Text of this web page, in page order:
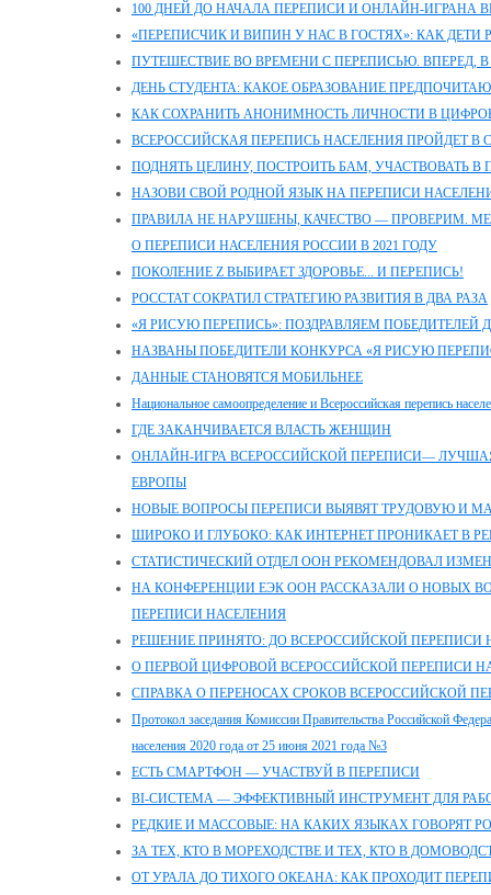
100 ДНЕЙ ДО НАЧАЛА ПЕРЕПИСИ И ОНЛАЙН-ИГРАНА
«ПЕРЕПИСЧИК И ВИПИН У НАС В ГОСТЯХ»: КАК ДЕТИ
ПУТЕШЕСТВИЕ ВО ВРЕМЕНИ С ПЕРЕПИСЬЮ. ВПЕРЕД,
ДЕНЬ СТУДЕНТА: КАКОЕ ОБРАЗОВАНИЕ
КАК СОХРАНИТЬ АНОНИМНОСТЬ ЛИЧНОСТИ В
ВСЕРОССИЙСКАЯ ПЕРЕПИСЬ НАСЕЛЕНИЯ ПРОЙДЕТ В
ПОДНЯТЬ ЦЕЛИНУ, ПОСТРОИТЬ БАМ, УЧАСТВОВАТЬ В
НАЗОВИ СВОЙ РОДНОЙ ЯЗЫК НА ПЕРЕПИСИ
ПРАВИЛА НЕ НАРУШЕНЫ, КАЧЕСТВО — ПРОВЕРИМ.
О ПЕРЕПИСИ НАСЕЛЕНИЯ РОССИИ В 2021 ГОДУ
ПОКОЛЕНИЕ Z ВЫБИРАЕТ ЗДОРОВЬЕ... И ПЕРЕПИСЬ!
РОССТАТ СОКРАТИЛ СТРАТЕГИЮ РАЗВИТИЯ В ДВА РАЗА
«Я РИСУЮ ПЕРЕПИСЬ»: ПОЗДРАВЛЯЕМ ПОБЕДИТЕЛЕЙ
НАЗВАНЫ ПОБЕДИТЕЛИ КОНКУРСА «Я РИСУЮ
ДАННЫЕ СТАНОВЯТСЯ МОБИЛЬНЕЕ
Национальное самоопределение и Всероссийская перепись
ГДЕ ЗАКАНЧИВАЕТСЯ ВЛАСТЬ ЖЕНЩИН
ОНЛАЙН-ИГРА ВСЕРОССИЙСКОЙ ПЕРЕПИСИ—
ЕВРОПЫ
НОВЫЕ ВОПРОСЫ ПЕРЕПИСИ ВЫЯВЯТ ТРУДОВУЮ И
ШИРОКО И ГЛУБОКО: КАК ИНТЕРНЕТ ПРОНИКАЕТ В
СТАТИСТИЧЕСКИЙ ОТДЕЛ ООН РЕКОМЕНДОВАЛ
НА КОНФЕРЕНЦИИ ЕЭК ООН РАССКАЗАЛИ О НОВЫХ
ПЕРЕПИСИ НАСЕЛЕНИЯ
РЕШЕНИЕ ПРИНЯТО: ДО ВСЕРОССИЙСКОЙ ПЕРЕПИСИ
О ПЕРВОЙ ЦИФРОВОЙ ВСЕРОССИЙСКОЙ ПЕРЕПИСИ
СПРАВКА О ПЕРЕНОСАХ СРОКОВ ВСЕРОССИЙСКОЙ
Протокол заседания Комиссии Правительства Российской
населения 2020 года от 25 июня 2021 года №3
ЕСТЬ СМАРТФОН — УЧАСТВУЙ В ПЕРЕПИСИ
BI-СИСТЕМА — ЭФФЕКТИВНЫЙ ИНСТРУМЕНТ ДЛЯ
РЕДКИЕ И МАССОВЫЕ: НА КАКИХ ЯЗЫКАХ ГОВОРЯТ
ЗА ТЕХ, КТО В МОРЕХОДСТВЕ И ТЕХ, КТО В
ОТ УРАЛА ДО ТИХОГО ОКЕАНА: КАК ПРОХОДИТ